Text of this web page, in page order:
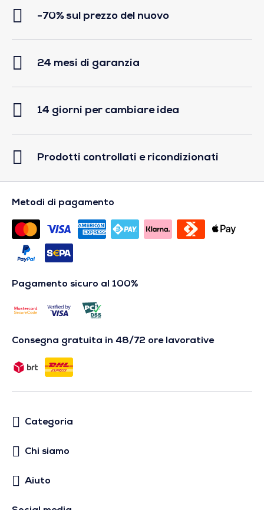
-70% sul prezzo del nuovo
24 mesi di garanzia
14 giorni per cambiare idea
Prodotti controllati e ricondizionati
Metodi di pagamento
Pagamento sicuro al 100%
Consegna gratuita in 48/72 ore lavorative
Categoria
Chi siamo
Aiuto